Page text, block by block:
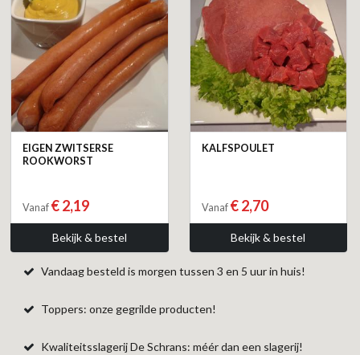
EIGEN ZWITSERSE
ROOKWORST
Vanaf € 2,19
Bekijk & bestel
KALFSPOULET
Vanaf € 2,70
Bekijk & bestel
Vandaag besteld is morgen tussen 3 en 5 uur in huis!
Toppers: onze gegrilde producten!
Kwaliteitsslagerij De Schrans: méér dan een slagerij!